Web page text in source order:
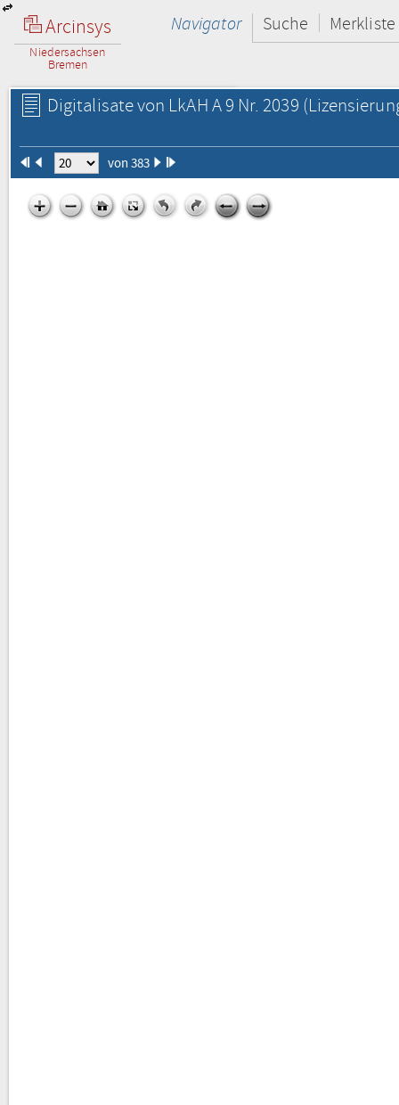
Arcinsys
Niedersachsen
Bremen
Navigator Suche Merkliste
Digitalisate von LkAH A 9 Nr. 2039
von 383